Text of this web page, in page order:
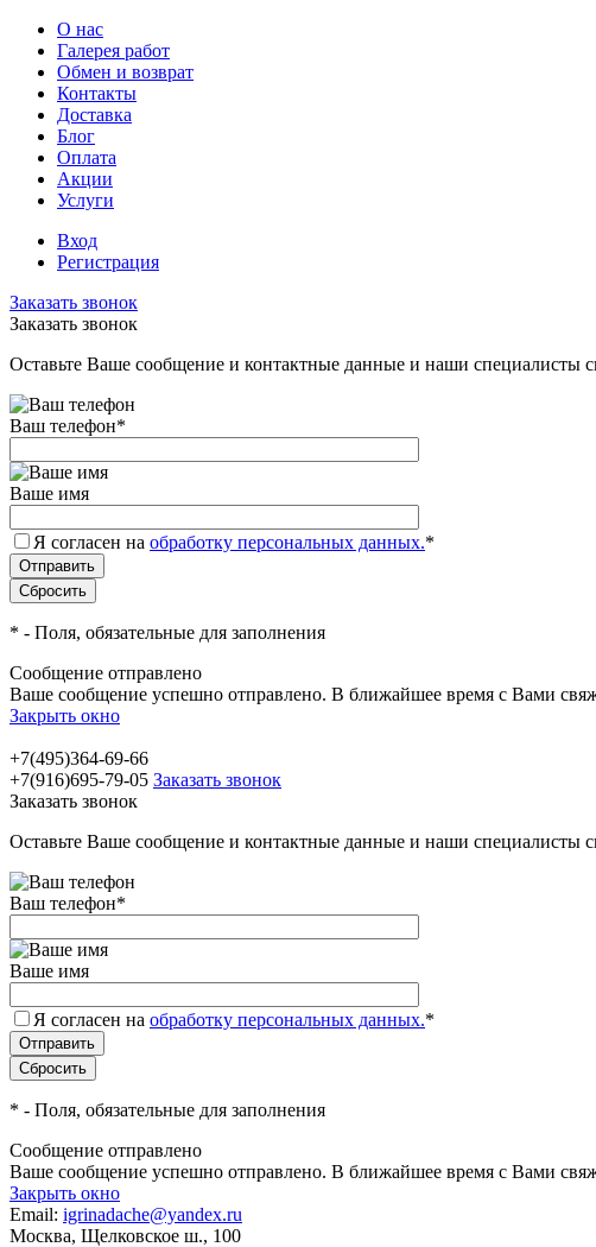
О нас
Галерея работ
Обмен и возврат
Контакты
Доставка
Блог
Оплата
Акции
Услуги
Вход
Регистрация
Заказать звонок
Заказать звонок
Оставьте Ваше сообщение и контактные данные и наши специалисты
Ваш телефон*
Ваше имя
Я согласен на обработку персональных данных.*
* - Поля, обязательные для заполнения
Сообщение отправлено
Ваше сообщение успешно отправлено. В ближайшее время с Вами
Закрыть окно
+7(495)364-69-66
+7(916)695-79-05 Заказать звонок
Заказать звонок
Оставьте Ваше сообщение и контактные данные и наши специалисты
Ваш телефон*
Ваше имя
Я согласен на обработку персональных данных.*
* - Поля, обязательные для заполнения
Сообщение отправлено
Ваше сообщение успешно отправлено. В ближайшее время с Вами
Закрыть окно
Email: igrinadache@yandex.ru
Москва, Щелковское ш., 100